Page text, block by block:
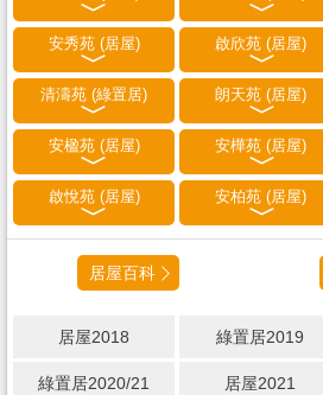
安秀苑 (居屋) 啟欣苑 (居屋)
清濤苑 (綠置居) 朗天苑 (居屋)
安楹苑 (居屋) 安樺苑 (居屋)
啟悅苑 (居屋) 安柏苑 (居屋)
居屋百科
居屋2018 綠置居2019
綠置居2020/21 居屋2021